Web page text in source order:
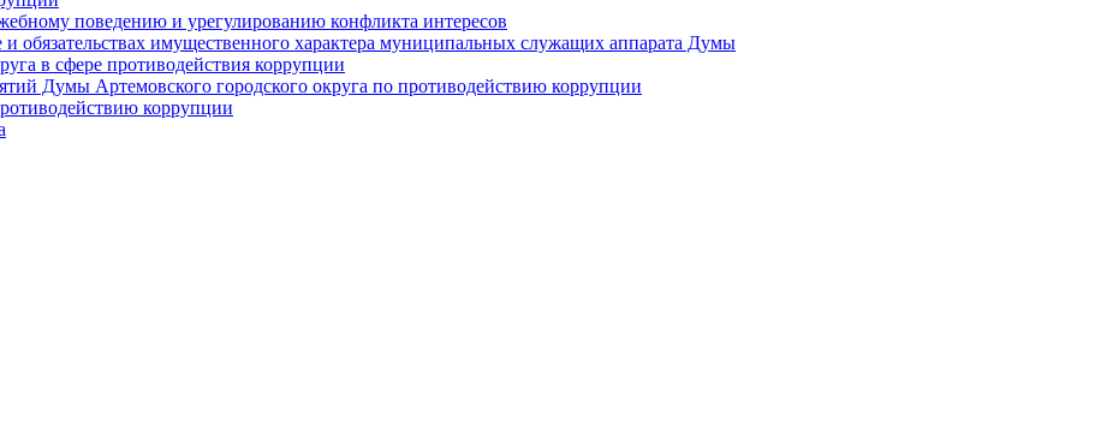
поведению и урегулированию конфликта интересов
обязательствах имущественного характера муниципальных служащих аппарата Думы
в сфере противодействия коррупции
Думы Артемовского городского округа по противодействию коррупции
коррупции